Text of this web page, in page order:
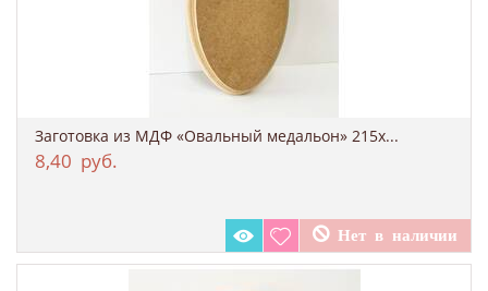
Заготовка из МДФ «Овальный медальон» 215x...
8,40 руб.